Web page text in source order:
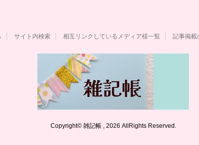
サイト内検索 相互リンクしているメディア様一覧 記事掲載
Copyright© 雑記帳 , 2026 AllRights Reserved.